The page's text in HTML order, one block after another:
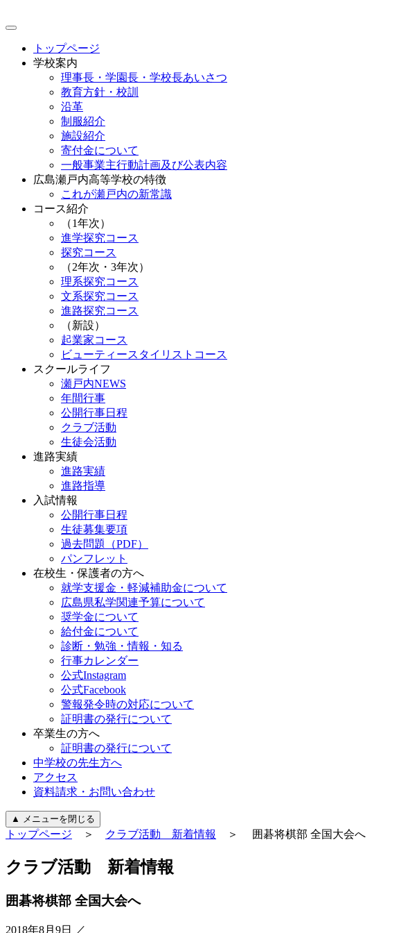
トップページ
学校案内
理事長・学園長・学校長あいさつ
教育方針・校訓
沿革
制服紹介
施設紹介
寄付金について
一般事業主行動計画及び公表内容
広島瀬戸内高等学校の特徴
これが瀬戸内の新常識
コース紹介
（1年次）
進学探究コース
探究コース
（2年次・3年次）
理系探究コース
文系探究コース
進路探究コース
（新設）
起業家コース
ビューティースタイリストコース
スクールライフ
瀬戸内NEWS
年間行事
公開行事日程
クラブ活動
生徒会活動
進路実績
進路実績
進路指導
入試情報
公開行事日程
生徒募集要項
過去問題（PDF）
パンフレット
在校生・保護者の方へ
就学支援金・軽減補助金について
広島県私学関連予算について
奨学金について
給付金について
診断・勉強・情報・知る
行事カレンダー
公式Instagram
公式Facebook
警報発令時の対応について
証明書の発行について
卒業生の方へ
証明書の発行について
中学校の先生方へ
アクセス
資料請求・お問い合わせ
▲ メニューを閉じる
トップページ ＞ クラブ活動 新着情報 ＞ 囲碁将棋部 全国大会へ
ク ラ ブ活動 新着情報
囲碁将棋部 全国大会へ
2018年8月9日 ／